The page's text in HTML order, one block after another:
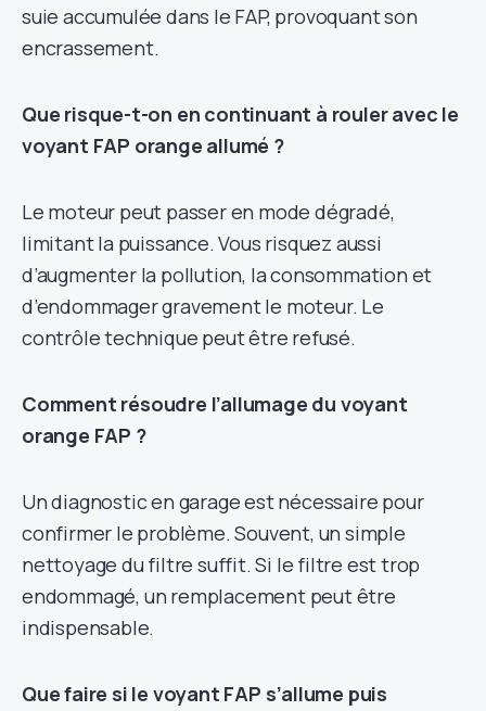
suie accumulée dans le FAP, provoquant son
encrassement.
Que risque-t-on en continuant à rouler avec le
voyant FAP orange allumé ?
Le moteur peut passer en mode dégradé,
limitant la puissance. Vous risquez aussi
d’augmenter la pollution, la consommation et
d’endommager gravement le moteur. Le
contrôle technique peut être refusé.
Comment résoudre l’allumage du voyant
orange FAP ?
Un diagnostic en garage est nécessaire pour
confirmer le problème. Souvent, un simple
nettoyage du filtre suffit. Si le filtre est trop
endommagé, un remplacement peut être
indispensable.
Que faire si le voyant FAP s’allume puis